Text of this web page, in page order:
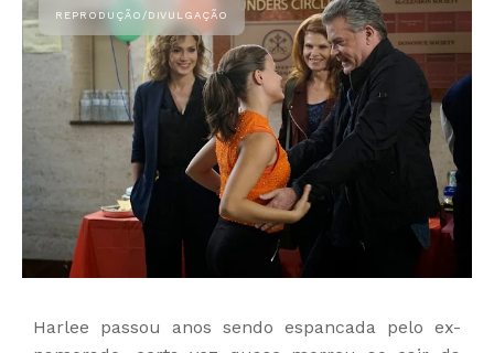
Harlee passou anos sendo espancada pelo ex-